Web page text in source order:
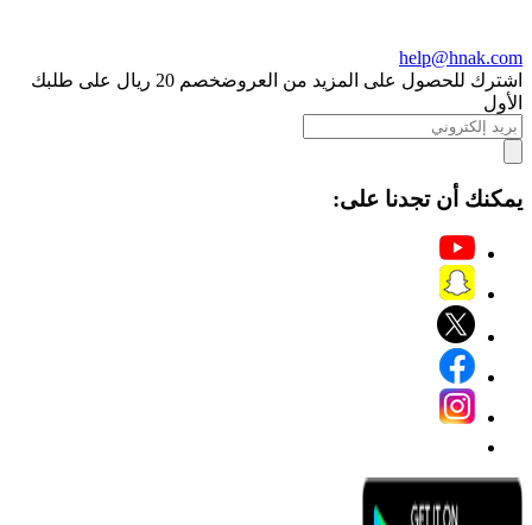
help@hnak.com
اشترك للحصول على المزيد من العروض
خصم 20 ريال على طلبك
الأول
يمكنك أن تجدنا على: